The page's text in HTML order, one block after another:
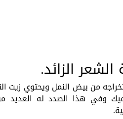
الشعر الزائد.
من بيض النمل ويحتوي
وفي هذا الصدد له العديد